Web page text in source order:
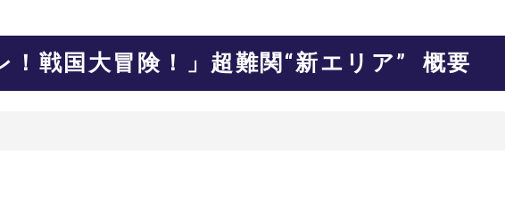
！戦国大冒険！」超難関“新エリア” 概要